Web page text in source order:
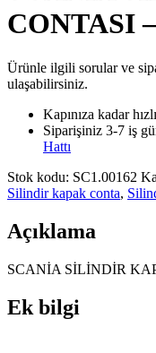
CONTASI
Ürünle ilgili sorular ve
ulaşabilirsiniz.
Kapınıza kadar
Siparişiniz 3-7 iş
Hattı
Stok kodu: SC1.00162
Silindir kapak conta,
Açıklama
SCANİA SİLİNDİR
Ek bilgi